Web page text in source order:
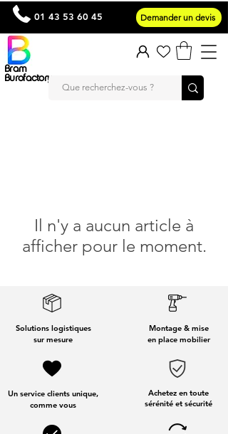
Bram
Burofactory
01 43 53 60 45 Demander un devis
Il n'y a aucun article à
afficher pour le moment.
Solutions logistiques
sur mesure
Un service clients unique,
comme vous
Montage & mise
en place mobilier
Achetez en toute
sérénité et sécurité